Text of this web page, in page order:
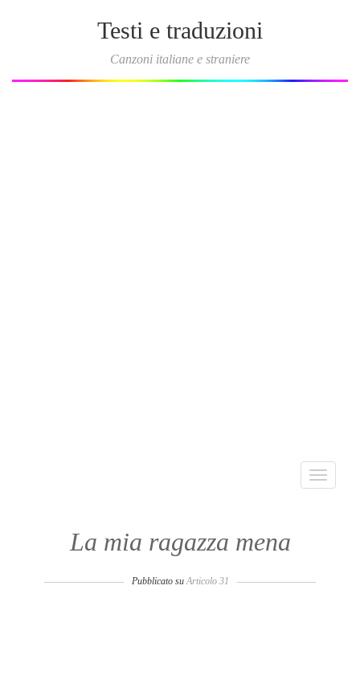
Testi e traduzioni
Canzoni italiane e straniere
Toggle
La mia ragazza mena
Pubblicato suArticolo 31